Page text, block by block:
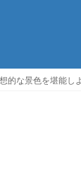
的な景色を堪能し